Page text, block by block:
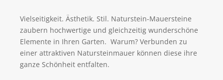
Vielseitigkeit. Ästhetik. Stil. Naturstein-Mauersteine
zaubern hochwertige und gleichzeitig wunderschöne
Elemente in Ihren Garten. Warum? Verbunden zu
einer attraktiven Natursteinmauer können diese ihre
ganze Schönheit entfalten.